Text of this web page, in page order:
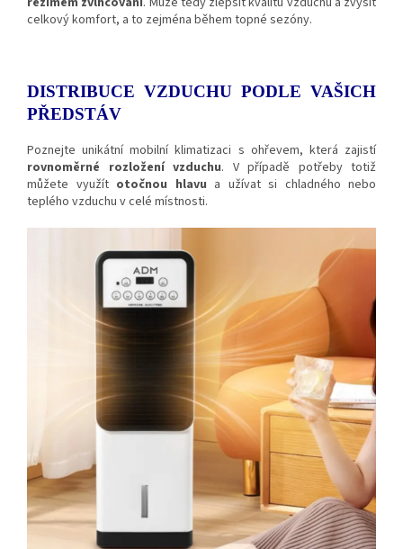
celkový komfort, a to zejména během topné sezóny.
DISTRIBUCE VZDUCHU PODLE VAŠICH
PŘEDSTÁV
Poznejte unikátní mobilní klimatizaci s ohřevem, která zajistí
rovnoměrné rozložení vzduchu. V případě potřeby totiž
můžete využít otočnou hlavu a užívat si chladného nebo
teplého vzduchu v celé místnosti.